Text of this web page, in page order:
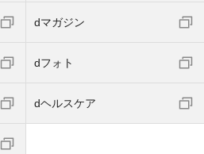
dマガジン
dフォト
dヘルスケア